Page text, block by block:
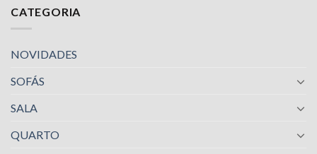
CATEGORIA
NOVIDADES
SOFÁS
SALA
QUARTO